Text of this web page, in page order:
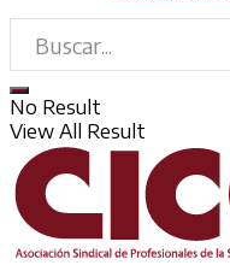
No Result
View All Result